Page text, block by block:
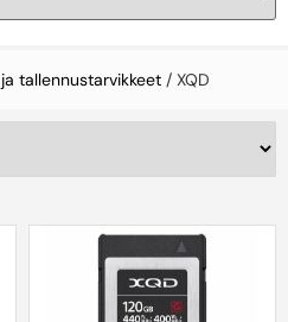
tallennustarvikkeet / XQD